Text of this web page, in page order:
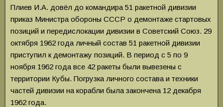
Плиев И.А. довёл до командира 51 ракетной дивизии
приказ Министра обороны СССР о демонтаже стартовых
позиций и передислокации дивизии в Советский Союз. 29
октября 1962 года личный состав 51 ракетной дивизии
приступил к демонтажу позиций. В период с 5 по 9
ноября 1962 года все 42 ракеты были вывезены с
территории Кубы. Погрузка личного состава и техники
частей дивизии на корабли была закончена 12 декабря
1962 года.